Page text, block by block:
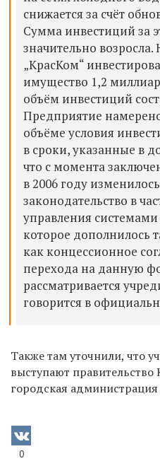
снижается за счёт
Сумма инвестиций за
значительно
„КрасКом“
имущество 1,2
объём инвестиций
Предприятие
объёме условия
в сроки, указанные в
что с момента
в 2006 году
законодательство в
управления
которое дополнилось
как концессионное
перехода на данную
рассматривается
говорится в
Также там уточнили, что
выступают правительство
городская
0